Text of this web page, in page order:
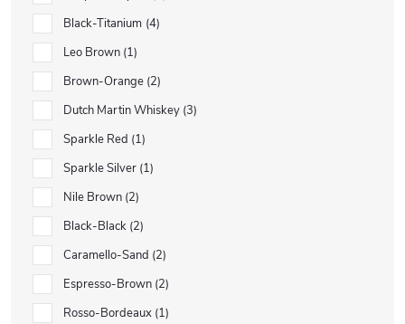
Black-Titanium 4
Leo Brown 1
Brown-Orange 2
Dutch Martin Whiskey 3
Sparkle Red 1
Sparkle Silver 1
Nile Brown 2
Black-Black 2
Caramello-Sand 2
Espresso-Brown 2
Rosso-Bordeaux 1